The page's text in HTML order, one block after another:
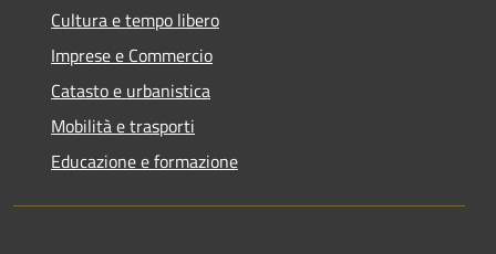
Cultura e tempo libero
Imprese e Commercio
Catasto e urbanistica
Mobilità e trasporti
Educazione e formazione